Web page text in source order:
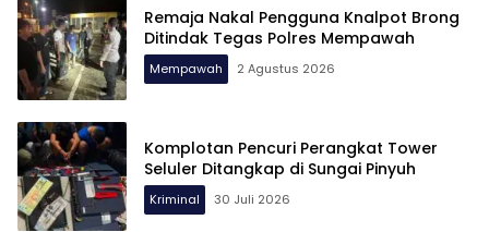
Remaja Nakal Pengguna Knalpot Brong
Ditindak Tegas Polres Mempawah
Mempawah 2 Agustus 2026
Komplotan Pencuri Perangkat Tower
Seluler Ditangkap di Sungai Pinyuh
Kriminal 30 Juli 2026